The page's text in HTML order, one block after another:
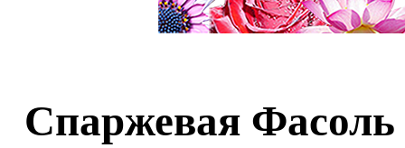
Спаржевая